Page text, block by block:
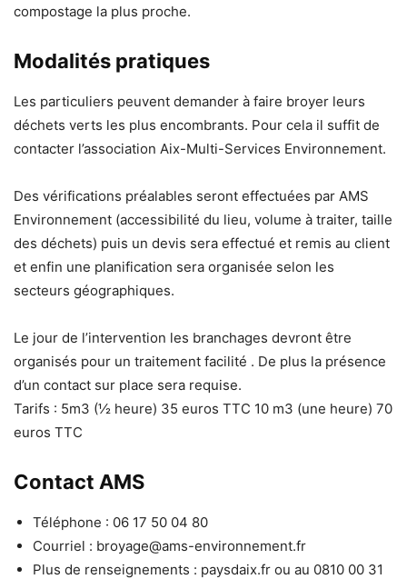
compostage la plus proche.
Modalités pratiques
Les particuliers peuvent demander à faire broyer leurs
déchets verts les plus encombrants. Pour cela il suffit de
contacter l’association Aix-Multi-Services Environnement.
Des vérifications préalables seront effectuées par AMS
Environnement (accessibilité du lieu, volume à traiter, taille
des déchets) puis un devis sera effectué et remis au client
et enfin une planification sera organisée selon les
secteurs géographiques.
Le jour de l’intervention les branchages devront être
organisés pour un traitement facilité . De plus la présence
d’un contact sur place sera requise.
Tarifs : 5m3 (½ heure) 35 euros TTC 10 m3 (une heure) 70
euros TTC
Contact AMS
Téléphone : 06 17 50 04 80
Courriel : broyage@ams-environnement.fr
Plus de renseignements : paysdaix.fr ou au 0810 00 31